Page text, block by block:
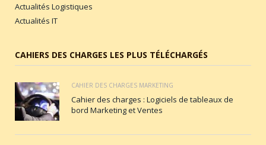
Actualités Logistiques
Actualités IT
CAHIERS DES CHARGES LES PLUS TÉLÉCHARGÉS
CAHIER DES CHARGES MARKETING
Cahier des charges : Logiciels de tableaux de
bord Marketing et Ventes